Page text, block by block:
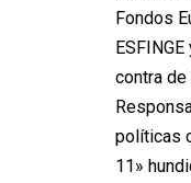
Fondos
contra
políticas
11»